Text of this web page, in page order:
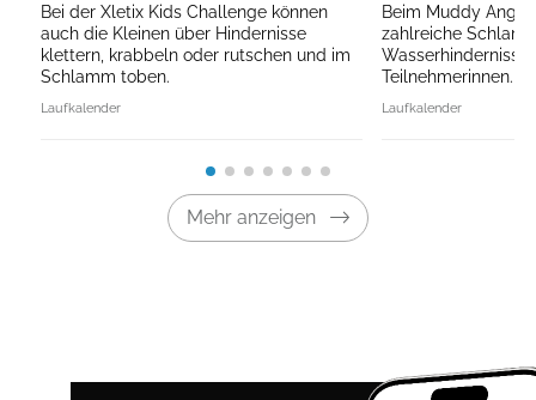
Bei der Xletix Kids Challenge können
auch die Kleinen über Hindernisse
klettern, krabbeln oder rutschen und im
Schlamm toben.
Laufkalender
Beim Muddy
zahlreiche
Wasserhindernisse
Teilnehmerinnen.
Laufkalender
Mehr anzeigen